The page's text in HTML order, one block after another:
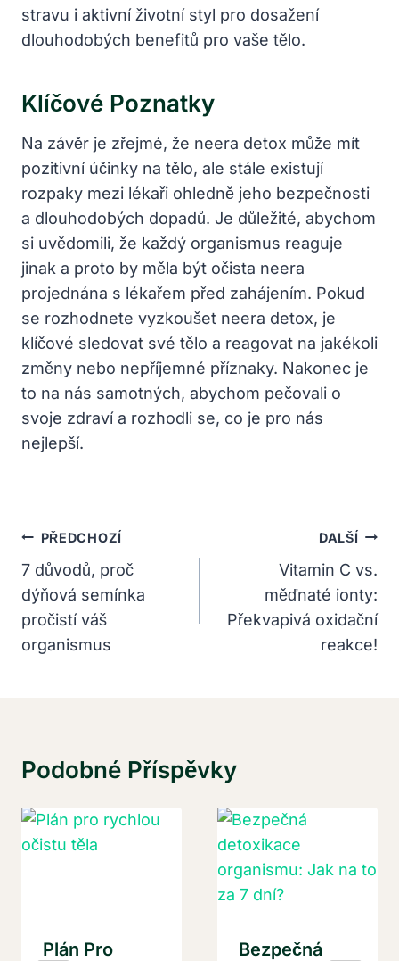
stravu i aktivní životní styl pro dosažení
dlouhodobých benefitů pro vaše tělo.
Klíčové Poznatky
Na závěr je zřejmé, že neera detox může mít
pozitivní účinky na tělo, ale stále existují
rozpaky mezi lékaři ohledně jeho bezpečnosti
a dlouhodobých dopadů. Je důležité, abychom
si uvědomili, že každý organismus reaguje
jinak a proto by měla být očista neera
projednána s lékařem před zahájením. Pokud
se rozhodnete vyzkoušet neera detox, je
klíčové sledovat své tělo a reagovat na jakékoli
změny nebo nepříjemné příznaky. Nakonec je
to na nás samotných, abychom pečovali o
svoje zdraví a rozhodli se, co je pro nás
nejlepší.
Navigace
Pro
Příspěvek
PŘEDCHOZÍ
7 důvodů, proč
dýňová semínka
pročistí váš
organismus
DALŠÍ
Vitamin C vs.
měďnaté ionty:
Překvapivá oxidační
reakce!
Podobné Příspěvky
Plán Pro
Bezpečná